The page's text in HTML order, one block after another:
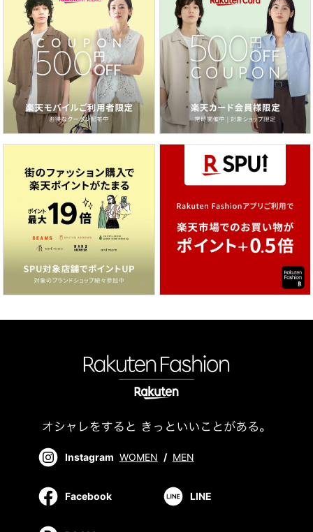
Instagram WOMEN / MEN
Facebook LINE